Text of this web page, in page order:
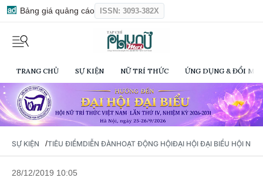
Bảng giá quảng cáo ISSN: 3093-382X
TRANG CHỦ SỰ KIỆN NỮ TRÍ THỨC ỨNG DỤNG & ĐỔI
SỰ KIỆN /TIÊU ĐIỂMDIỄN ĐÀNHOẠT ĐỘNG HỘIĐẠI HỘI ĐẠI BIỂU HỘI NỮ
28/12/2019 10:05